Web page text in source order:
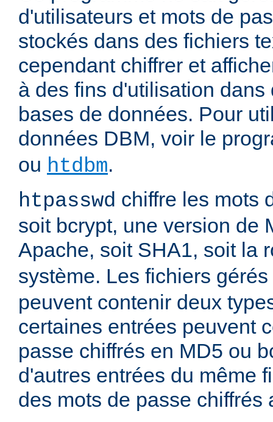
d'utilisateurs et mots de
stockés dans des fichiers
cependant chiffrer et
à des fins d'utilisation dans
bases de données. Pour
données DBM, voir le
ou htdbm.
htpasswd chiffre les mots
soit bcrypt, une version de
Apache, soit SHA1, soit la
système. Les fichiers
peuvent contenir deux
certaines entrées peuvent
passe chiffrés en MD5 ou
d'autres entrées du même
des mots de passe chiffrés